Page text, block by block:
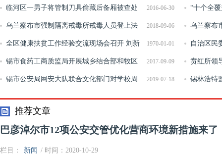
2016-06-30
临河区一男子将管制刀具偷藏后备厢被查处 “十个全
2018-09-06
乌兰察布市强制隔离戒毒所戒毒人员登上法
制乌兰牧骑大舞台
乌兰察布
1970-01-01
全区健康扶贫工作经验交流现场会召开 刘新
乐讲话
自治区民
目推进会
2017-09-09
锡市食药工商质监局开展城乡结合部和牧区
药品质量安全专项检查
贲红所领
2019-07-18
锡市公安局网安大队联合文化部门对学校周
边网吧开展安全大检查
锡林浩特
推荐文章
巴彦淖尔市12项公安交管优化营商环境新措施来了
栏目： 新闻 / 时间：2020-10-29